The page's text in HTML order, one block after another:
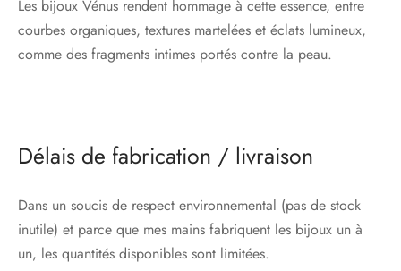
Les bijoux Vénus rendent hommage à cette essence, entre
courbes organiques, textures martelées et éclats lumineux,
comme des fragments intimes portés contre la peau.
Délais de fabrication / livraison
Dans un soucis de respect environnemental (pas de stock
inutile) et parce que mes mains fabriquent les bijoux un à
un, les quantités disponibles sont limitées.